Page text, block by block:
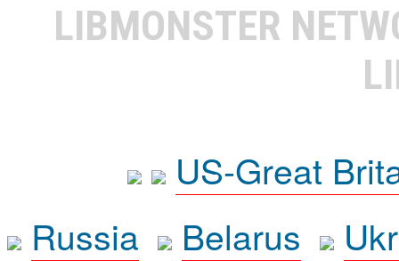
LIBMONSTER
US-Great
Russia
Belarus